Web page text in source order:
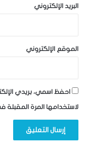
البريد الإلكتروني
الموقع الإلكتروني
احفظ اسمي، بريدي
لاستخدامها المرة